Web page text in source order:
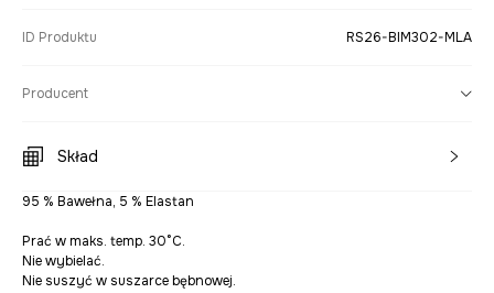
ID Produktu RS26-BIM302-MLA
Producent
Skład
95 % Bawełna, 5 % Elastan
Prać w maks. temp. 30°C.
Nie wybielać.
Nie suszyć w suszarce bębnowej.